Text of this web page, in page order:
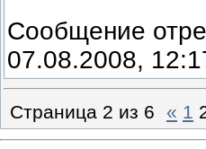
Сообщение
07.08.2008,
Страница 2 из 6 « 1